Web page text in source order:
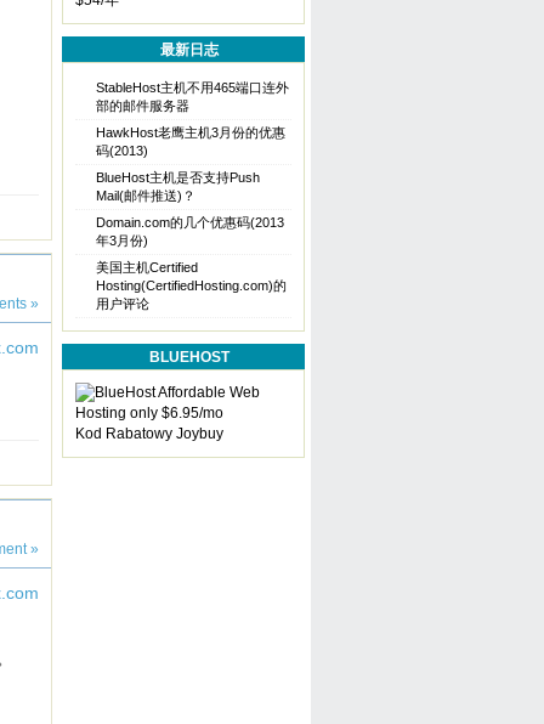
»
»
最新日志
StableHost主机不用465端口连外
部的邮件服务器
HawkHost老鹰主机3月份的优惠
码(2013)
BlueHost主机是否支持Push
Mail(邮件推送)？
Domain.com的几个优惠码(2013
年3月份)
美国主机Certified
Hosting(CertifiedHosting.com)的
用户评论
BLUEHOST
Kod Rabatowy Joybuy